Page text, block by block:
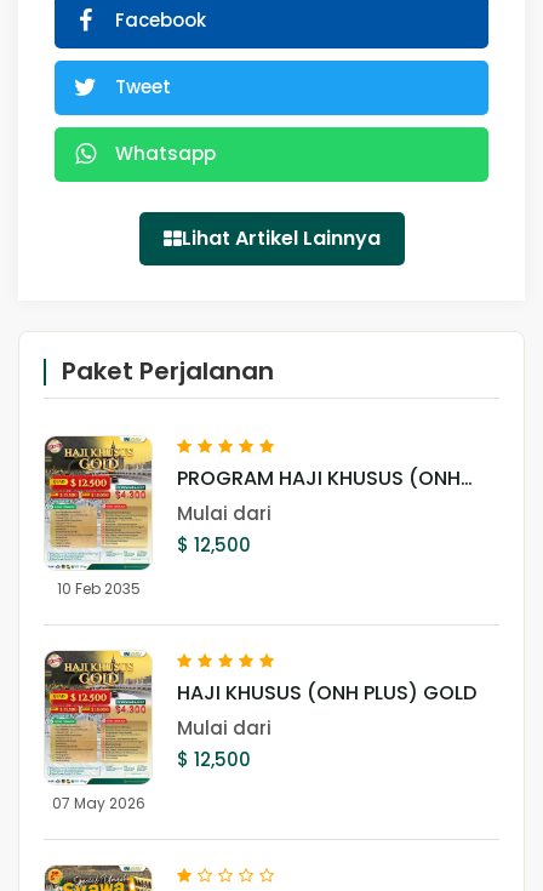
Facebook
Tweet
Whatsapp
Lihat Artikel Lainnya
Paket Perjalanan
10 Feb 2035
PROGRAM HAJI KHUSUS (ONH
PLUS) GOLD
Mulai dari
$ 12,500
07 May 2026
HAJI KHUSUS (ONH PLUS) GOLD
Mulai dari
$ 12,500